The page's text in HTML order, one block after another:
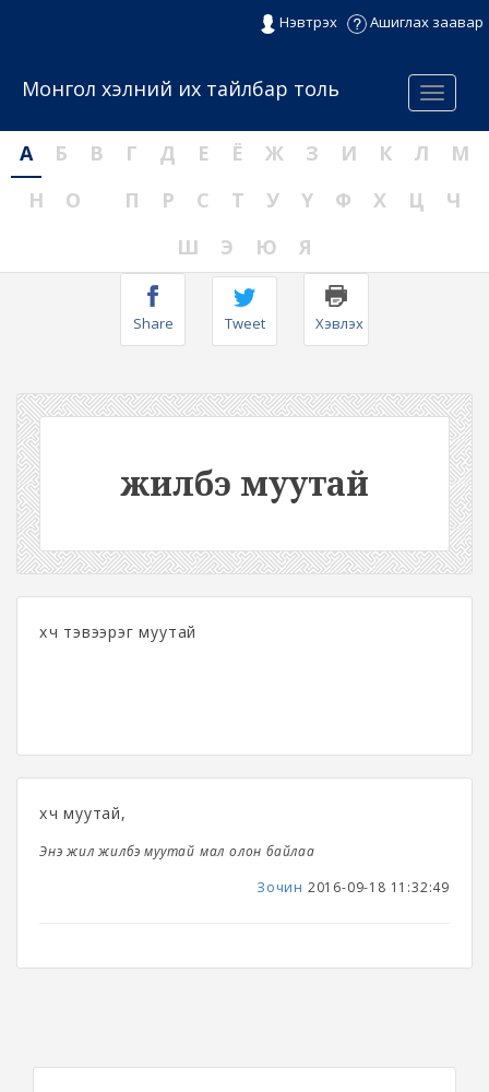
Нэвтрэх Ашиглах заавар
Menu
Монгол хэлний их тайлбар толь
А Б В Г Д Е Ё Ж З И К Л
М
Н
О П Р С Т У Ү Ф Х Ц
Ч
Ш
Э Ю Я
Share Tweet Хэвлэх
жилбэ муутай
хүч тэвээрэг муутай
хүч муутай,
Энэ жил жилбэ муутай мал олон байлаа
Зочин 2016-09-18 11:32:49